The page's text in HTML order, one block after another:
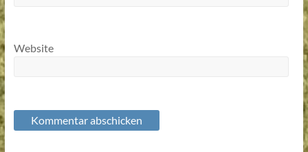
Website